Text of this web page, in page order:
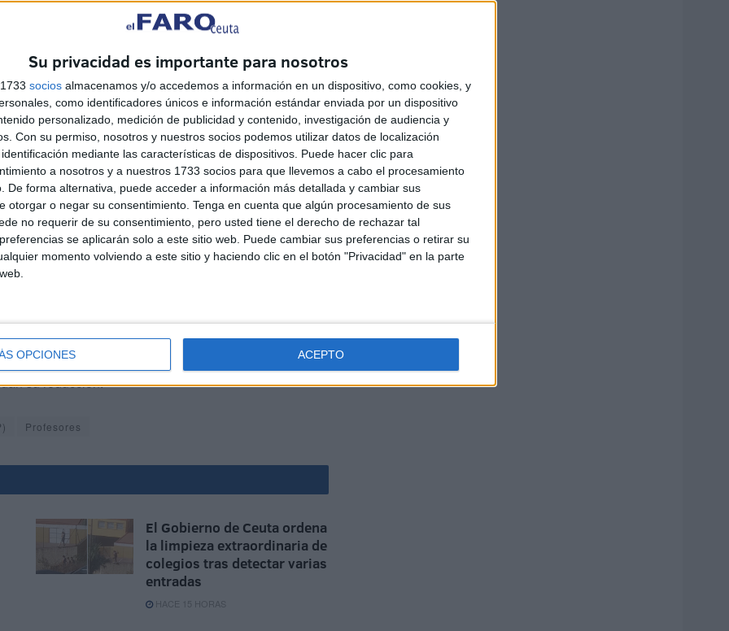
Su privacidad es importante para nosotros
socios almacenamos y/o accedemos a información en un dispositivo, como cookies, y
como identificadores únicos e información estándar enviada por un dispositivo
personalizado, medición de publicidad y contenido, investigación de audiencia y
Con su permiso, nosotros y nuestros socios podemos utilizar datos de localización
mediante las características de dispositivos. Puede hacer clic para
a nosotros y a nuestros 1733 socios para que llevemos a cabo el procesamiento
De forma alternativa, puede acceder a información más detallada y cambiar sus
otorgar o negar su consentimiento. Tenga en cuenta que algún procesamiento de sus
no requerir de su consentimiento, pero usted tiene el derecho de rechazar tal
se aplicarán solo a este sitio web. Puede cambiar sus preferencias o retirar su
momento volviendo a este sitio y haciendo clic en el botón "Privacidad" en la parte
OPCIONES ACEPTO
La Rioja y Euskadi ya han reducido a 23 horas
como “recomendó” hacer el Gobierno central en 2019.
24.
individualizada al alumnado: impartir docencia a
clases y las demás tareas de coordinación y
en una atención educativa de mayor
su reducción.
Profesores
El Gobierno de Ceuta ordena
la limpieza extraordinaria de
colegios tras detectar varias
entradas
HACE 15 HORAS